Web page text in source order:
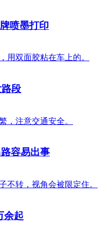
喷墨打印
用双面胶粘在车上的。
段
，注意交通安全。
容易出事
不转，视角会被限定住。
余起